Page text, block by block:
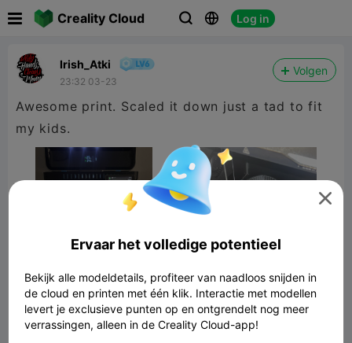
Creality Cloud   Log in
Irish_Atki
23:32 03-23
Volgen
Awesome print. Scaled it down just a tad to fit
my kids.
Miles Morales mask

Ervaar het volledige potentieel
Bekijk alle modeldetails, profiteer van naadloos snijden in
de cloud en printen met één klik. Interactie met modellen
levert je exclusieve punten op en ontgrendelt nog meer
verrassingen, alleen in de Creality Cloud-app!